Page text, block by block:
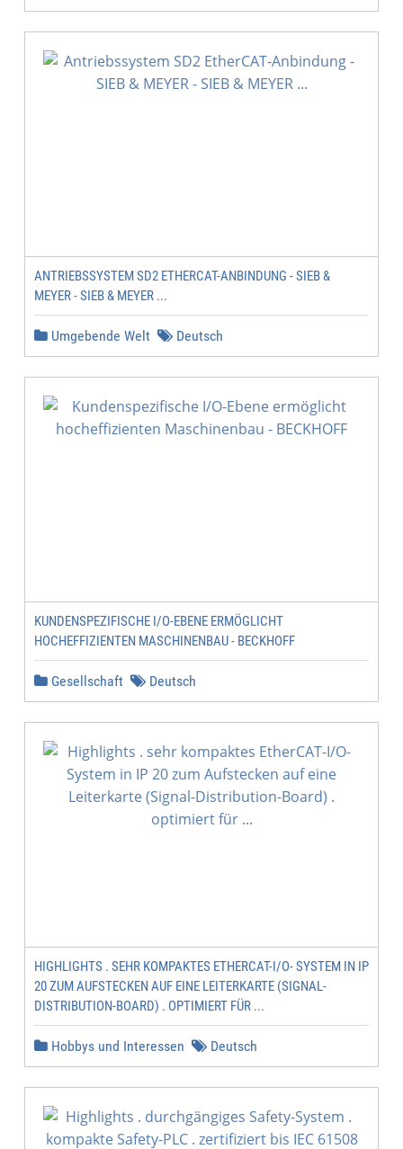
ANTRIEBSSYSTEM SD2 ETHERCAT-ANBINDUNG - SIEB &
MEYER - SIEB & MEYER ...
Umgebende Welt Deutsch
KUNDENSPEZIFISCHE I/O-EBENE ERMÖGLICHT
HOCHEFFIZIENTEN MASCHINENBAU - BECKHOFF
Gesellschaft Deutsch
HIGHLIGHTS . SEHR KOMPAKTES ETHERCAT-I/O- SYSTEM IN IP
20 ZUM AUFSTECKEN AUF EINE LEITERKARTE (SIGNAL-
DISTRIBUTION-BOARD) . OPTIMIERT FÜR ...
Hobbys und Interessen Deutsch